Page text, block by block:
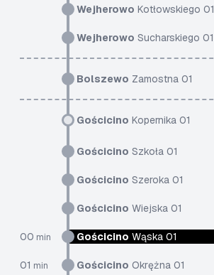
Wejherowo Kotłowskiego 01
Wejherowo Sucharskiego 01
Bolszewo Zamostna 01
Gościcino Kopernika 01
Gościcino Szkoła 01
Gościcino Szeroka 01
Gościcino Wiejska 01
00 min Gościcino Wąska 01
01 min Gościcino Okrężna 01